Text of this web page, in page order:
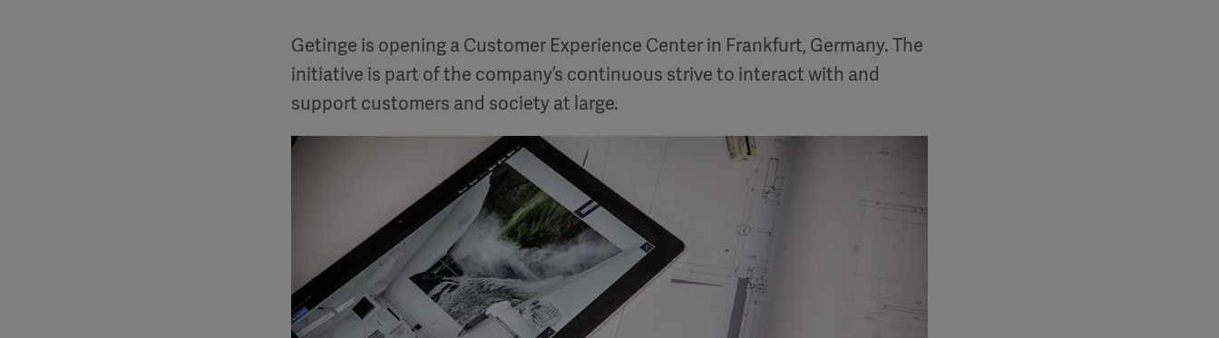
Getinge is opening a Customer Experience Center in Frankfurt, Germany. The
initiative is part of the company’s continuous strive to interact with and
support customers and society at large.